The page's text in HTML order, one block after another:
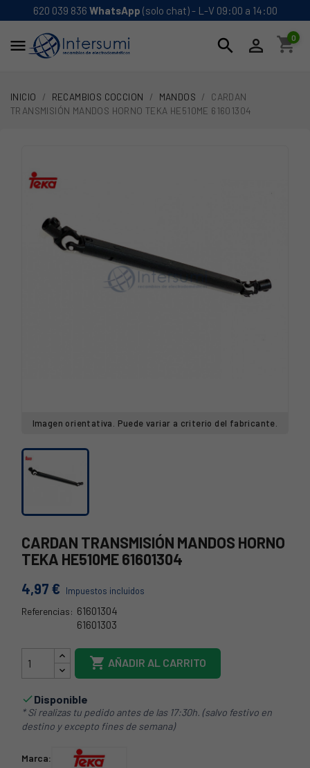
620 039 836 WhatsApp (solo chat) - L-V 09:00 a 14:00
 search  shopping_cart
0
INICIO RECAMBIOS COCCION MANDOS
CARDAN
TRANSMISIÓN MANDOS HORNO TEKA HE510ME 61601304
Imagen orientativa. Puede variar a criterio del fabricante.
CARDAN TRANSMISIÓN MANDOS HORNO
TEKA HE510ME 61601304
4,97 € Impuestos incluidos
Referencias: 61601304
61601303
 AÑADIR AL CARRITO
Disponible
* Si realizas tu pedido antes de las 17:30h. (salvo festivo en
destino y excepto fines de semana)
Marca: